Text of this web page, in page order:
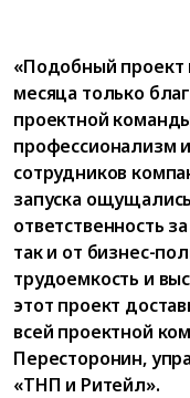
«Подобный проект
месяца только
проектной
профессионализм
сотрудников
запуска
ответственность
так и от бизнес-
трудоемкость и
этот проект
всей проектной
Пересторонин,
«ТНП и Ритейл».